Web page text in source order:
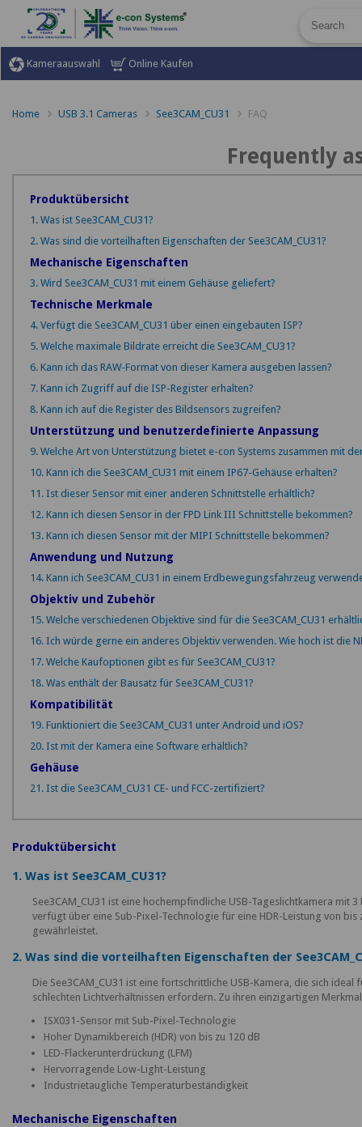
Kameraauswahl Online Kaufen
Home USB 3.1 Cameras See3CAM_CU31 FAQ
Frequently
Produktübersicht
1. Was ist See3CAM_CU31?
2. Was sind die vorteilhaften Eigenschaften der See3CAM_CU31?
Mechanische Eigenschaften
3. Wird See3CAM_CU31 mit einem Gehäuse geliefert?
Technische Merkmale
4. Verfügt die See3CAM_CU31 über einen eingebauten ISP?
5. Welche maximale Bildrate erreicht die See3CAM_CU31?
6. Kann ich das RAW-Format von dieser Kamera ausgeben lassen?
7. Kann ich Zugriff auf die ISP-Register erhalten?
8. Kann ich auf die Register des Bildsensors zugreifen?
Unterstützung und benutzerdefinierte Anpassung
9. Welche Art von Unterstützung bietet e-con Systems zusammen mit
10. Kann ich die See3CAM_CU31 mit einem IP67-Gehäuse erhalten?
11. Ist dieser Sensor mit einer anderen Schnittstelle erhältlich?
12. Kann ich diesen Sensor in der FPD Link III Schnittstelle bekommen?
13. Kann ich diesen Sensor mit der MIPI Schnittstelle bekommen?
Anwendung und Nutzung
14. Kann ich See3CAM_CU31 in einem Erdbewegungsfahrzeug
Objektiv und Zubehör
15. Welche verschiedenen Objektive sind für die See3CAM_CU31
16. Ich würde gerne ein anderes Objektiv verwenden. Wie hoch ist die
17. Welche Kaufoptionen gibt es für See3CAM_CU31?
18. Was enthält der Bausatz für See3CAM_CU31?
Kompatibilität
19. Funktioniert die See3CAM_CU31 unter Android und iOS?
20. Ist mit der Kamera eine Software erhältlich?
Gehäuse
21. Ist die See3CAM_CU31 CE- und FCC-zertifiziert?
Produktübersicht
1. Was ist See3CAM_CU31?
See3CAM_CU31 ist eine hochempfindliche USB-Tageslichtkamera
verfügt über eine Sub-Pixel-Technologie für eine HDR-Leistung von
gewährleistet.
2. Was sind die vorteilhaften Eigenschaften der
Die See3CAM_CU31 ist eine fortschrittliche USB-Kamera, die sich
schlechten Lichtverhältnissen erfordern. Zu ihren einzigartigen
ISX031-Sensor mit Sub-Pixel-Technologie
Hoher Dynamikbereich (HDR) von bis zu 120 dB
LED-Flackerunterdrückung (LFM)
Hervorragende Low-Light-Leistung
Industrietaugliche Temperaturbeständigkeit
Mechanische Eigenschaften